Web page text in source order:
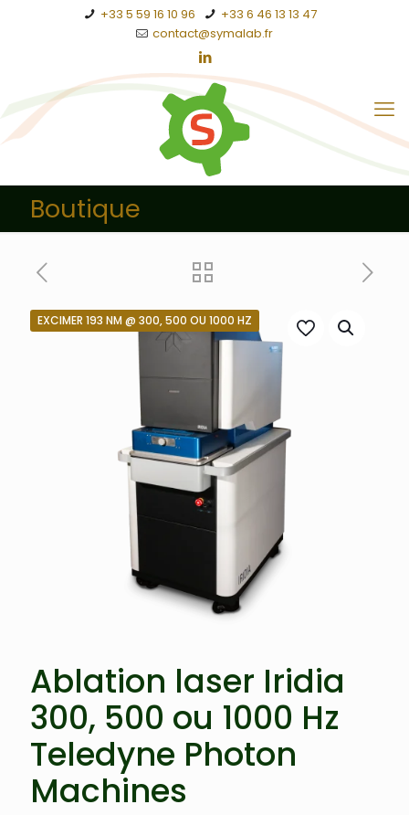
+33 5 59 16 10 96
+33 6 46 13 13 47
contact@symalab.fr
Boutique
EXCIMER 193 NM @ 300, 500 OU 1000 HZ
Ablation laser Iridia
300, 500 ou 1000 Hz
Teledyne Photon
Machines